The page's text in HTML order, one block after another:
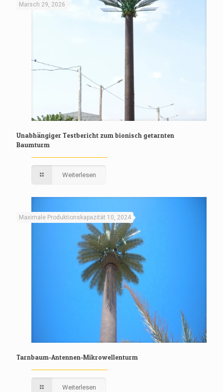
Marsch 29, 2026
Unabhängiger Testbericht zum bionisch getarnten
Baumturm
Weiterlesen
Maximale Produktionskapazität 10, 2024
Tarnbaum-Antennen-Mikrowellenturm
Weiterlesen